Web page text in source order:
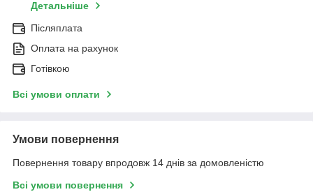
Детальніше
Післяплата
Оплата на рахунок
Готівкою
Всі умови оплати
Умови повернення
Повернення товару впродовж 14 днів за домовленістю
Всі умови повернення